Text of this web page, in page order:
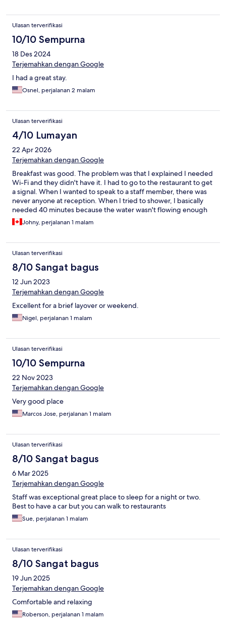
Ulasan terverifikasi
10/10 Sempurna
18 Des 2024
Terjemahkan dengan Google
I had a great stay.
Osnel, perjalanan 2 malam
Ulasan terverifikasi
4/10 Lumayan
22 Apr 2026
Terjemahkan dengan Google
Breakfast was good. The problem was that I explained I needed
Wi-Fi and they didn't have it. I had to go to the restaurant to get
a signal. When I wanted to speak to a staff member, there was
never anyone at reception. When I tried to shower, I basically
needed 40 minutes because the water wasn't flowing enough
to wash myself. For the price they charge for accommodation, it
doesn't seem right to me.
Johny, perjalanan 1 malam
Ulasan terverifikasi
8/10 Sangat bagus
12 Jun 2023
Terjemahkan dengan Google
Excellent for a brief layover or weekend.
Nigel, perjalanan 1 malam
Ulasan terverifikasi
10/10 Sempurna
22 Nov 2023
Terjemahkan dengan Google
Very good place
Marcos Jose, perjalanan 1 malam
Ulasan terverifikasi
8/10 Sangat bagus
6 Mar 2025
Terjemahkan dengan Google
Staff was exceptional great place to sleep for a night or two.
Best to have a car but you can walk to restaurants
Sue, perjalanan 1 malam
Ulasan terverifikasi
8/10 Sangat bagus
19 Jun 2025
Terjemahkan dengan Google
Comfortable and relaxing
Roberson, perjalanan 1 malam